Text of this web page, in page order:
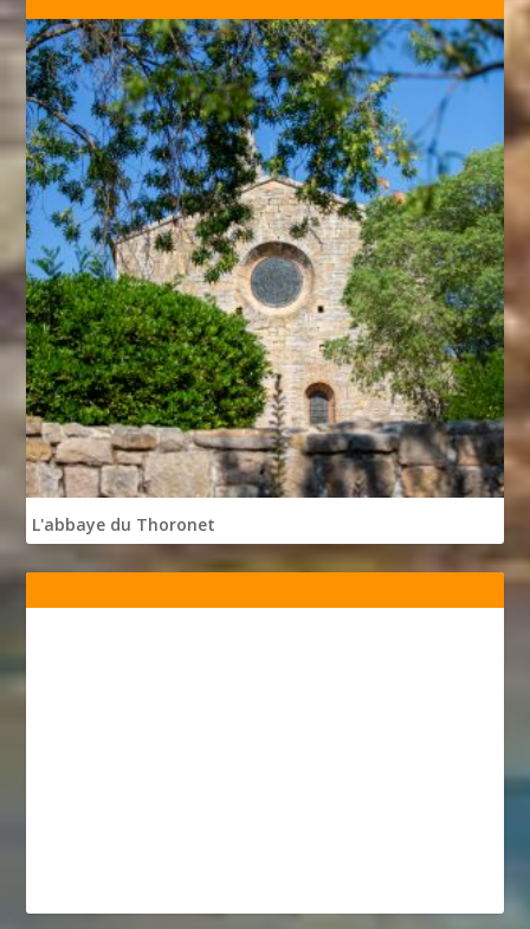
L'abbaye du Thoronet